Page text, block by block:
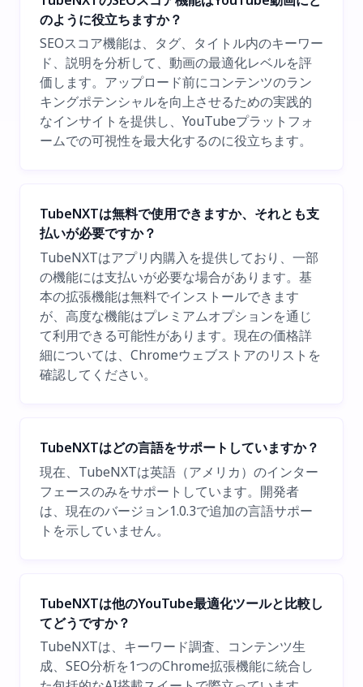
のように役立ちますか？
SEOスコア機能は、タグ、タイトル内のキーワー
ド、説明を分析して、動画の最適化レベルを評
価します。アップロード前にコンテンツのラン
キングポテンシャルを向上させるための実践的
なインサイトを提供し、YouTubeプラットフォ
ームでの可視性を最大化するのに役立ちます。
TubeNXTは無料で使用できますか、それとも支
払いが必要ですか？
TubeNXTはアプリ内購入を提供しており、一部
の機能には支払いが必要な場合があります。基
本の拡張機能は無料でインストールできます
が、高度な機能はプレミアムオプションを通じ
て利用できる可能性があります。現在の価格詳
細については、Chromeウェブストアのリストを
確認してください。
TubeNXTはどの言語をサポートしていますか？
現在、TubeNXTは英語（アメリカ）のインター
フェースのみをサポートしています。開発者
は、現在のバージョン1.0.3で追加の言語サポー
トを示していません。
TubeNXTは他のYouTube最適化ツールと比較し
てどうですか？
TubeNXTは、キーワード調査、コンテンツ生
成、SEO分析を1つのChrome拡張機能に統合し